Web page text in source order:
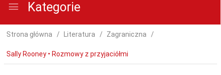
Kategorie
Strona główna Literatura Zagraniczna
Sally Rooney • Rozmowy z przyjaciółmi